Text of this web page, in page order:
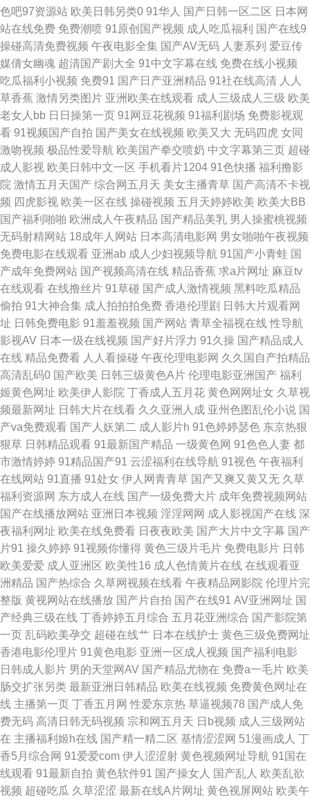
入囗 精品www 黑丝瘙逼 欧美极品15p 伊人久久视频 成人国产自拍 91视频
熟女 婷婷多水 福利导航大全 日韩成人高清永久 WWW97干 无码岛国色情 五
月天综合色色网 玖玖资源中文字幕 国产自牌偷牌第9 免费深夜91 99草视频
在线 91字幕中文视频 俺去也五月天 成人淫移在线观看 超碰在97人人操 操少
妇的b www四虎 a黄在线看 影音先锋激情都市 国产成人论坛 欧美成人抽插
熟女丝袜 五月天二区 变态另类第12页 国产午夜免费不卡 操人人在线观看 少
妇求操网站 黑丝91视频 成人av传媒 www高清无码 午夜av理论 亚洲自伯 91
影院在线 欧美日韩黑料 少妇黑丝足交 人人艹97 中文字幕女优熟女 另类AV
综合 熟女福利资源库 久久天天操狠狠操 九九黄色片性爱 91后入美女蜜桃 狼
友开心com 巨乳福利导航 午夜欧美伦理 福利姬导航 天堂尤物在线视频 国产
91蜜臀人妻 国产第七页 色色网五月天 欧美日韩国产在线 91社一区 在线看污
视频 免费色网 亚洲色窝窝 久草首页老司机 AV夜夜 熟女少妇一二区 宅女午
夜伦理 岛国免费在线观看 av午夜狸狸 欧美美脚 超碰人人上人人摸 美女操鸡
亚洲91视频蝌科 91撸大师 伊人加勒比综合 91资源超碰 亚洲成人午夜天堂
麻豆爱爱爱 久草视频在线毛片 99操比 日本女人日叉网站 www五月天久久
91热爆 av资源网站 国产视频91啦 四虎性爱欧美 91色蝌蚪导航 AV视颇 日韩
小电影院1区 91丝袜 久久福利合集 久久天堂影院 伊人网影院 www情色五月
天 国内精品第五页 日韩日日骚 99爱网页版 国产精品福利社 亚洲视频日韩
天天干天天日本 午夜桃色av 尤物视频官网 探花福利在线 豆花午夜 韩日欧美
三区 爱豆传媒麻豆 91豆花网站 97色团精华液 欧美aa 日本AⅤ在线观看 91模
特磁力 日韩肏逼 日韩性爱自拍 狠狠肏成人专区 欧美阿片在线观看 极品白丝
网站 午夜伦理精美A片 91九色国产 av大全观看网址 亚洲红杏在线观看 另类
激情ve 欧美性交 超碰人妻91喷水 av成人导航 97视频福利 免费网站黄 肏屄
色吧97资源站 欧美日韩另类0 91华人 国产日韩一区二区 日本网
站在线免费 免费潮喷 91原创国产视频 成人吃瓜福利 国产在线9
操碰高清免费视频 午夜电影全集 国产AV无码 人妻系列 爱豆传
媒倩女幽魂 超清国产剧大全 91中文字幕在线 免费在线小视频
吃瓜福利小视频 免费91 国产日产亚洲精品 91社在线高清 人人
草香蕉 激情另类图片 亚洲欧美在线观看 成人三级成人三级 欧美
老女人bb 日日操第一页 91网豆花视频 91福利剧场 免费影视观
看 91视频国产自拍 国产美女在线视频 欧美又大 无码四虎 女同
激吻视频 极品性爱导航 欧美国产拳交喷奶 中文字幕第三页 超碰
成人影视 欧美日韩中文一区 手机看片1204 91色快播 福利撸影
院 激情五月天国产 综合网五月天 美女主播青草 国产高清不卡视
频 四虎影视 欧美一区在线 操碰视频 五月天婷婷欧美 欧美大BB
国产福利啪啪 欧洲成人午夜精品 国产精品美乳 男人操蜜桃视频
无码射精网站 18成年人网站 日本高清电影网 男女啪啪午夜视频
免费电影在线观看 亚洲ab 成人少妇视频导航 91国产小青蛙 国
产成年免费网站 国产视频高清在线 精品香蕉 求a片网址 麻豆tv
在线观看 在线撸丝片 91草碰 国产成人激情视频 黑料吃瓜精品
偷拍 91大神合集 成人拍拍拍免费 香港伦理剧 日韩大片观看网
址 日韩免费电影 91羞羞视频 国产网站 青草全福视在线 性导航
影视AV 日本一级在线视频 国产好片浮力 91久操 国产精品成人
在线 精品免费看 人人看操碰 午夜伦理电影网 久久国自产拍精品
高清乱码0 国产欧美 日韩三级黄色A片 伦理电影亚洲国产 福利
姬黄色网址 欧美伊人影院 丁香成人五月花 黄色网网址女 久草视
频最新网址 日韩大片在线看 久久亚洲人成 亚州色图乱伦小说 国
产va免费观看 国产人妖第二 成人影片h 91色婷婷瑟色 东京热狠
狠草 日韩精品观看 91最新国产精品 一级黄色网 91色色人妻 都
市激情婷婷 91精品国产91 云涩福利在线导航 91视色 午夜福利
在线网站 91直播 91处女 伊人网青青草 国产又爽又黄又无 久草
福利资源网 东方成人在线 国产一级免费大片 成年免费视频网站
国产在线播放网站 亚洲日本视频 淫淫网网 成人影视国产在线 深
夜福利网址 欧美在线免费看 日夜夜欧美 国产大片中文字幕 国产
片91 操久婷婷 91视频你懂得 黄色三级片毛片 免费电影片 日韩
欧美爱爱 成人亚洲区 欧美性16 成人色情黄片在线 在线观看亚
洲精品 国产热综合 久草网视频在线看 午夜精品网影院 伦理片完
整版 黄视网站在线播放 国产片自拍 国产在线91 AV亚洲网址 国
产经典三级在线 丁香婷婷五月综合 五月花亚洲综合 国产影院第
一页 乱码欧美孕交 超碰在线艹 日本在线护士 黄色三级免费网址
香港电影伦理片 91黄色电影 亚洲一区成人视频 国产福利电影
日韩成人影片 男的天堂网AV 国产精品尤物在 免费a一毛片 欧美
肠交扩张另类 最新亚洲日韩精品 欧美在线视频 免费黄色网址在
线 主播第一页 丁香五月网 性爱东京热 草逼视频78 国产成人免
费无码 高清日韩无码视频 宗和网五月天 日b视频 成人三级网站
在 主播福利姬h在线 国产精一精二区 基情涩涩网 51漫画成人 丁
香5月综合网 91爱爱com 伊人涩涩射 黄色视频网址导航 91国在
线观看 91最新自拍 黄色软件91 国产操女人 国产乱人 欧美乱欲
视频 超碰吃瓜 久草涩涩 最新在线A片网址 黄色视屏网站 欧美午